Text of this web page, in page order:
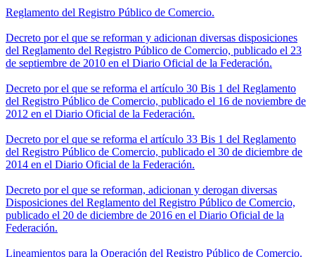
Reglamento del Registro Público de Comercio.
Decreto por el que se reforman y adicionan diversas disposiciones
del Reglamento del Registro Público de Comercio, publicado el 23
de septiembre de 2010 en el Diario Oficial de la Federación.
Decreto por el que se reforma el artículo 30 Bis 1 del Reglamento
del Registro Público de Comercio, publicado el 16 de noviembre de
2012 en el Diario Oficial de la Federación.
Decreto por el que se reforma el artículo 33 Bis 1 del Reglamento
del Registro Público de Comercio, publicado el 30 de diciembre de
2014 en el Diario Oficial de la Federación.
Decreto por el que se reforman, adicionan y derogan diversas
Disposiciones del Reglamento del Registro Público de Comercio,
publicado el 20 de diciembre de 2016 en el Diario Oficial de la
Federación.
Lineamientos para la Operación del Registro Público de Comercio.